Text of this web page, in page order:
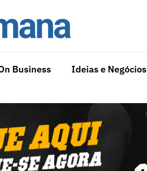
Business Ideias e Negócios